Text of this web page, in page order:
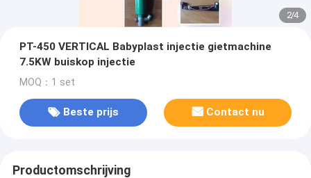
2/4
PT-450 VERTICAL Babyplast injectie gietmachine
7.5KW buiskop injectie
MOQ：1 set
Beste prijs Contact nu
Productomschrijving